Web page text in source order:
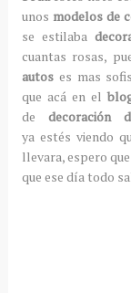
unos modelos de
se estilaba
cuantas rosas,
autos es mas
que acá en el
de decoración
ya estés viendo
llevara, espero
que ese día todo